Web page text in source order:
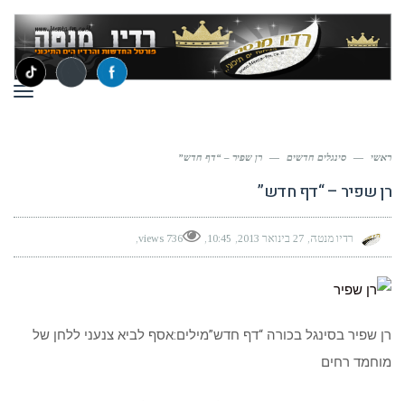
ראשי — סינגלים חדשים — רן שפיר – “דף חדש”
רן שפיר – “דף חדש”
רדיו מנטה 27 בינואר 2013 10:45
736 views
רן שפיר בסינגל בכורה “דף חדש”מילים:אסף לביא צנעני ללחן של
מוחמד רחים